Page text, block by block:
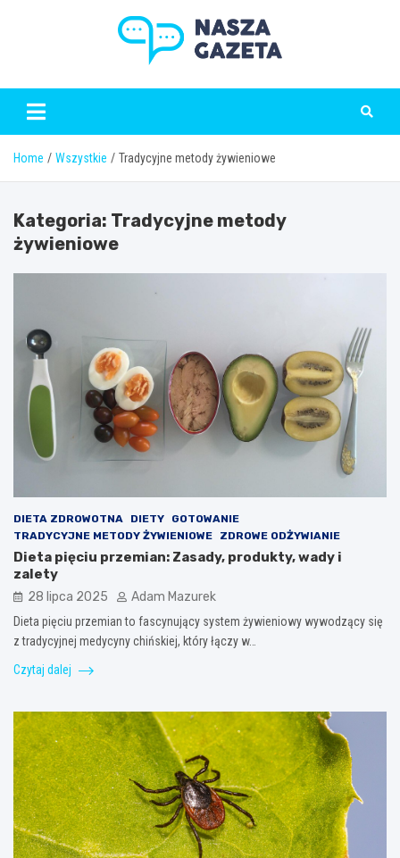
naszagazeta.pl
Home Wszystkie Tradycyjne metody żywieniowe
Kategoria: Tradycyjne metody
żywieniowe
DIETA ZDROWOTNA DIETY
GOTOWANIE
TRADYCYJNE METODY ŻYWIENIOWE
ZDROWE ODŻYWIANIE
Dieta pięciu przemian: Zasady, produkty, wady i
zalety
28 lipca 2025 Adam Mazurek
Dieta pięciu przemian to fascynujący system żywieniowy wywodzący się
z tradycyjnej medycyny chińskiej, który łączy w…
Czytaj dalej